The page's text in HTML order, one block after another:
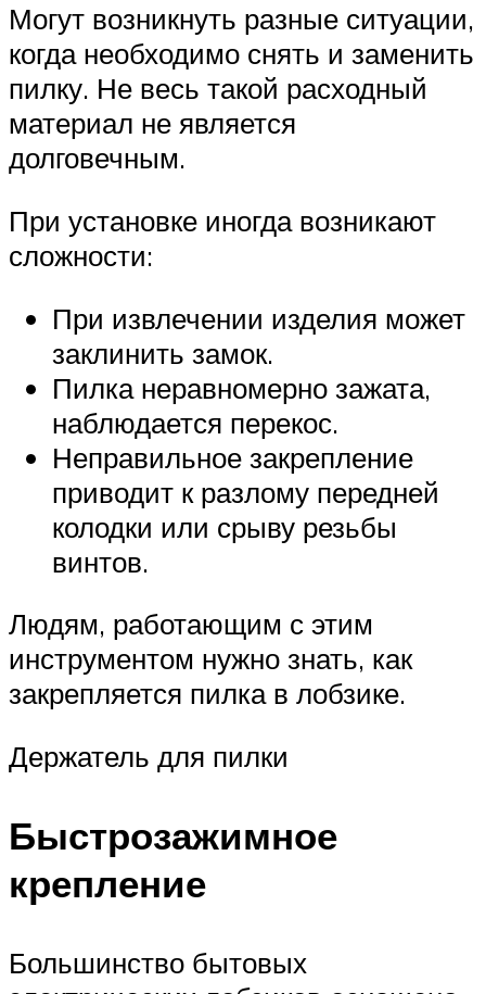
Могут возникнуть разные ситуации,
когда необходимо снять и заменить
пилку. Не весь такой расходный
материал не является
долговечным.
При установке иногда возникают
сложности:
При извлечении изделия может
заклинить замок.
Пилка неравномерно зажата,
наблюдается перекос.
Неправильное закрепление
приводит к разлому передней
колодки или срыву резьбы
винтов.
Людям, работающим с этим
инструментом нужно знать, как
закрепляется пилка в лобзике.
Держатель для пилки
Быстрозажимное
крепление
Большинство бытовых